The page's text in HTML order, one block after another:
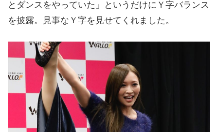
とダンスをやっていた」というだけにＹ字バランス
を披露。見事なＹ字を見せてくれました。